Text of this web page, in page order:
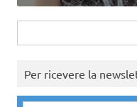
per:
Per ricevere la